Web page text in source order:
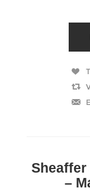
Sheaffer
–